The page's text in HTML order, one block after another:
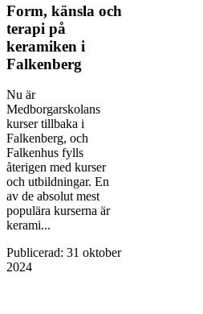
Form, känsla och
terapi på
keramiken i
Falkenberg
Nu är
Medborgarskolans
kurser tillbaka i
Falkenberg, och
Falkenhus fylls
återigen med kurser
och utbildningar. En
av de absolut mest
populära kurserna är
kerami...
Publicerad: 31 oktober
2024